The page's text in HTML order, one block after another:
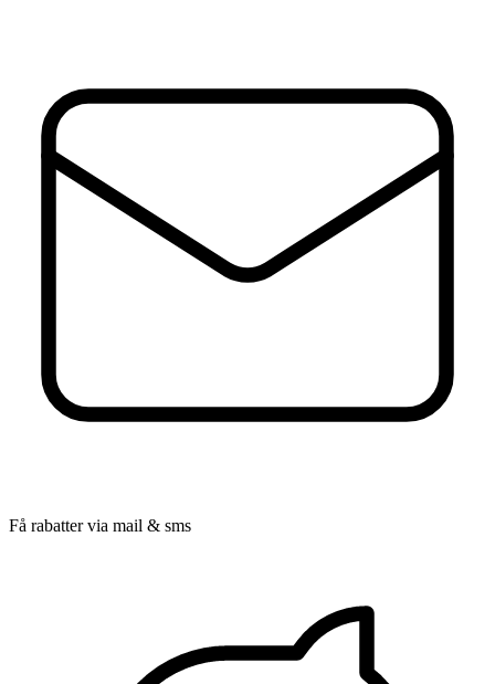
Få rabatter via mail & sms